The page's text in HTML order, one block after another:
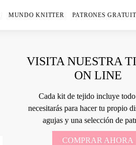
MUNDO KNITTER PATRONES
VISITA NUESTRA
ON LINE
Cada kit de tejido incluye
necesitarás para hacer tu propio
agujas y una selección de
COMPRAR AHORA